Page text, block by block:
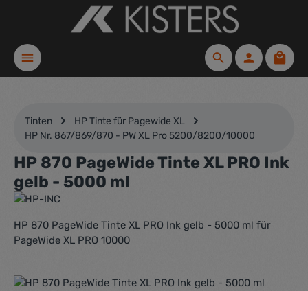
Zum Hauptinhalt springen
Tinten
HP Tinte für Pagewide XL
HP Nr. 867/869/870 - PW XL Pro 5200/8200/10000
HP 870 PageWide Tinte XL PRO Ink
gelb - 5000 ml
HP 870 PageWide Tinte XL PRO Ink gelb - 5000 ml für
PageWide XL PRO 10000
Bildergalerie überspringen